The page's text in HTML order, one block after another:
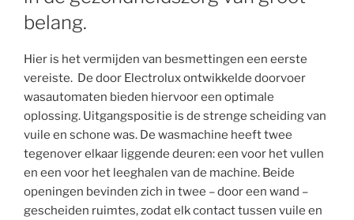
belang.
Hier is het vermijden van besmettingen een eerste
vereiste. De door Electrolux ontwikkelde doorvoer
wasautomaten bieden hiervoor een optimale
oplossing. Uitgangspositie is de strenge scheiding van
vuile en schone was. De wasmachine heeft twee
tegenover elkaar liggende deuren: een voor het vullen
en een voor het leeghalen van de machine. Beide
openingen bevinden zich in twee – door een wand –
gescheiden ruimtes, zodat elk contact tussen vuile en